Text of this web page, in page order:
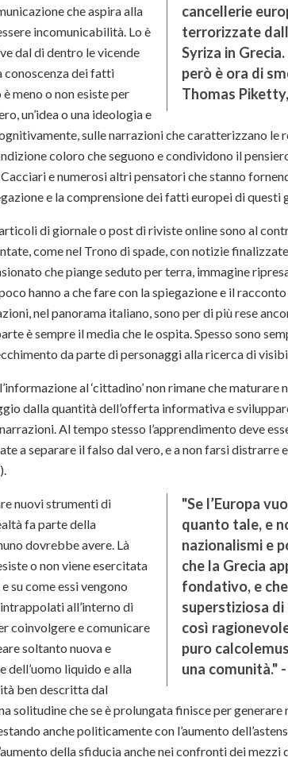
cancellerie
terrorizzate
Syriza in
però è ora di
Thomas Piketty,
che aspira alla
incomunicabilità. Lo è
dal di dentro le vicende
conoscenza dei fatti
meno o non esiste per
un’idea o una ideologia e
sulle narrazioni che caratterizzano le
coloro che seguono e condividono il
Cacciari e numerosi altri pensatori che stanno
e la comprensione dei fatti europei di questi
di giornale o post di riviste online sono al
come nel Trono di spade, con notizie
che piange seduto per terra, immagine
hanno a che fare con la spiegazione e il
nel panorama italiano, sono per di più rese
è sempre il media che le ospita. Spesso sono
da parte di personaggi alla ricerca di
al ‘cittadino’ non rimane che maturare
dalla quantità dell’offerta informativa e
Al tempo stesso l’apprendimento deve
a separare il falso dal vero, e a non farsi distrarre
"Se l’Europa
quanto tale, e
nazionalismi e
che la Grecia
fondativo, e
superstiziosa
così
puro
una comunità."
nuovi strumenti di
fa parte della
dovrebbe avere. Là
o non viene esercitata
su come essi vengono
all’interno di
coinvolgere e comunicare
soltanto nuova e
dell’uomo liquido e alla
ben descritta dal
solitudine che se è prolungata finisce per generare
anche politicamente con l’aumento
della sfiducia anche nei confronti dei mezzi